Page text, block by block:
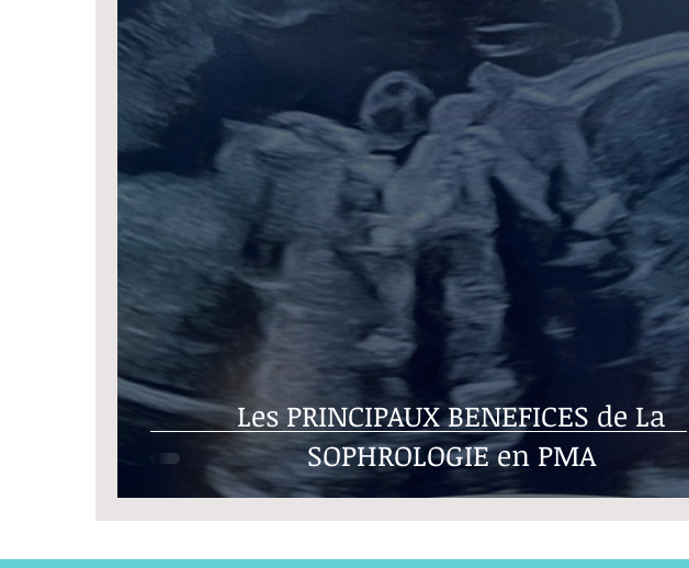
Les PRINCIPAUX BENEFICES de La
SOPHROLOGIE en PMA